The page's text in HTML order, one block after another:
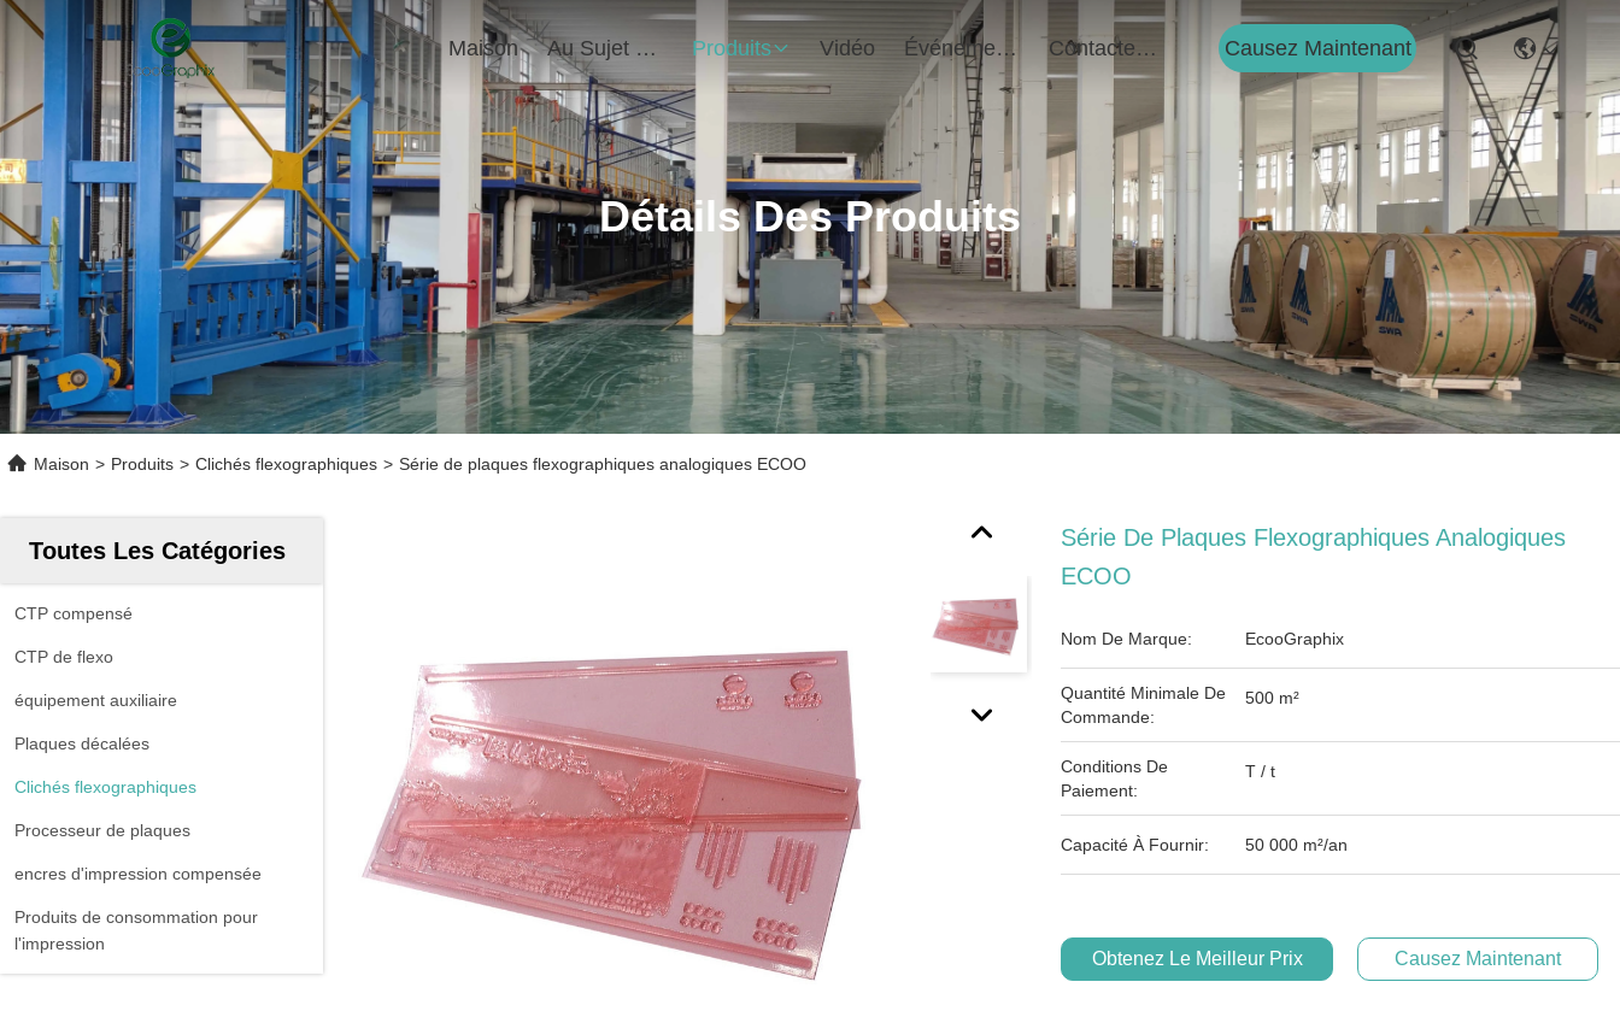
Maison Au Sujet De Nous Produits Vidéo Événements Contactez-Nous Causez Maintenant
Détails Des Produits
Maison > Produits > Clichés flexographiques > Série de plaques flexographiques analogiques ECOO
Toutes Les Catégories
CTP compensé
CTP de flexo
équipement auxiliaire
Plaques décalées
Clichés flexographiques
Processeur de plaques
encres d'impression compensée
Produits de consommation pour
l'impression
Série De Plaques Flexographiques Analogiques
ECOO
Nom De Marque: EcooGraphix
Quantité Minimale De
Commande:
500 m²
Conditions De
Paiement:
T / t
Capacité À Fournir: 50 000 m²/an
Obtenez Le Meilleur Prix Causez Maintenant